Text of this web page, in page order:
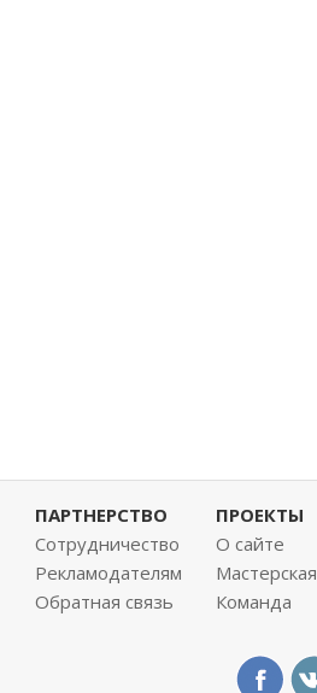
ПАРТНЕРСТВО
Сотрудничество
Рекламодателям
Обратная связь
ПРОЕКТЫ
О сайте
Мастерская
Команда